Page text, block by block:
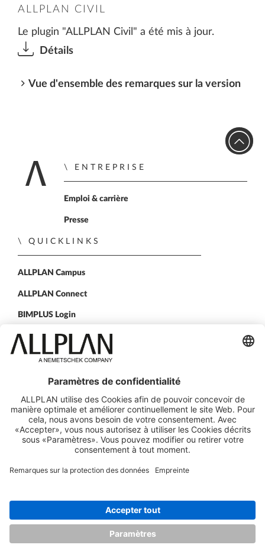
ALLPLAN CIVIL
Le plugin "ALLPLAN Civil" a été mis à jour.
Détails
Vue d'ensemble des remarques sur la version
Retour à la page
ENTREPRISE
Emploi & carrière
Presse
QUICKLINKS
ALLPLAN Campus
ALLPLAN Connect
BIMPLUS Login
CONTACTEZ NOUS
ALLPLAN sur LinkedIn
ALLPLAN sur Xing
ALLPLAN sur Facebook
ALLPLAN sur YouTube